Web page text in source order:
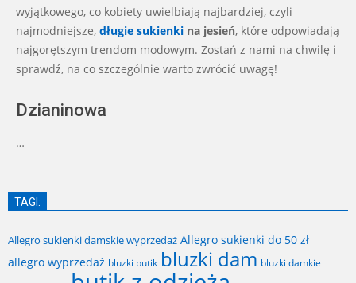
wyjątkowego, co kobiety uwielbiają najbardziej, czyli
najmodniejsze, długie sukienki na jesień, które odpowiadają
najgorętszym trendom modowym. Zostań z nami na chwilę i
sprawdź, na co szczególnie warto zwrócić uwagę!
Dzianinowa
…
TAGI:
Allegro sukienki damskie wyprzedaż Allegro sukienki do 50 zł
allegro wyprzedaż bluzki butik bluzki dam bluzki damkie